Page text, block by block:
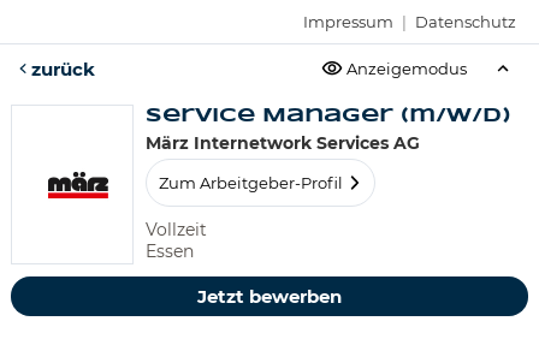
Impressum | Datenschutz
zurück Anzeigemodus
Service Manager (m/w/d)
März Internetwork Services AG
Zum Arbeitgeber-Profil
Vollzeit
Essen
Jetzt bewerben